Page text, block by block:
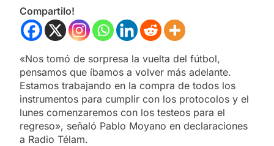
Compartilo!
«Nos tomó de sorpresa la vuelta del fútbol,
pensamos que íbamos a volver más adelante.
Estamos trabajando en la compra de todos los
instrumentos para cumplir con los protocolos y el
lunes comenzaremos con los testeos para el
regreso», señaló Pablo Moyano en declaraciones
a Radio Télam.